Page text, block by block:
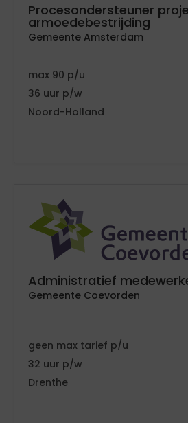
Procesondersteuner
armoedebestrijding
Gemeente Amsterdam
90
36
Noord-Holland
Administratief
Gemeente Coevorden
geen
tarief
32
Drenthe